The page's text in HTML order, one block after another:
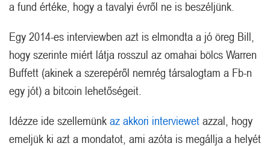
a fund értéke, hogy a tavalyi évről ne is beszéljünk.
Egy 2014-es interviewben azt is elmondta a jó öreg Bill,
hogy szerinte miért látja rosszul az omahai bölcs Warren
Buffett (akinek a szerepéről nemrég társalogtam a Fb-n
egy jót) a bitcoin lehetőségeit.
Idézze ide szellemünk az akkori interviewet azzal, hogy
emeljük ki azt a mondatot, ami azóta is megállja a helyét